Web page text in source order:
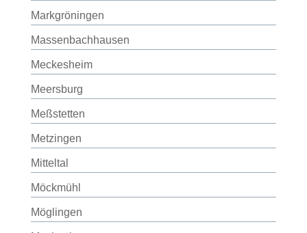
Markgröningen
Massenbachhausen
Meckesheim
Meersburg
Meßstetten
Metzingen
Mitteltal
Möckmühl
Möglingen